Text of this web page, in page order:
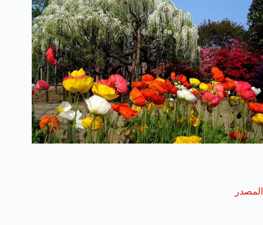
المصدر